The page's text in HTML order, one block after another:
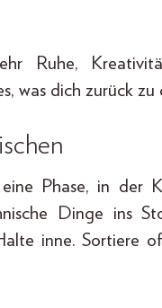
Ruhe,
was dich zurück zu
Phase, in der
Dinge ins
inne. Sortiere